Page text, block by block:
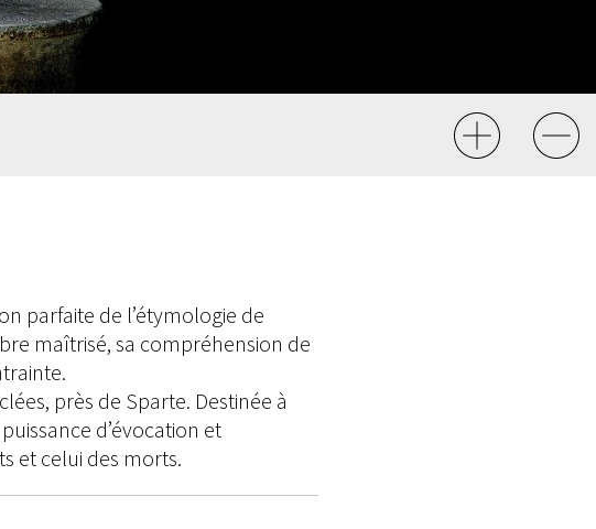
parfaite de l’étymologie de
maîtrisé, sa compréhension de
près de Sparte. Destinée à
d’évocation et
et celui des morts.